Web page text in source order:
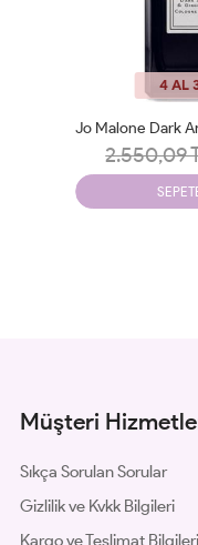
4 AL
2.550,09
Müşteri
Sıkça Sorulan Sorular
Gizlilik ve Kvkk Bilgileri
Kargo ve Teslimat Bilgileri